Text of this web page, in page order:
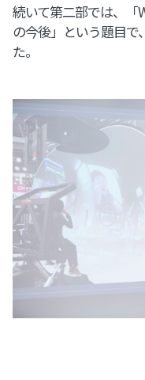
続いて第二部では、「
の今後」という題目で
た。